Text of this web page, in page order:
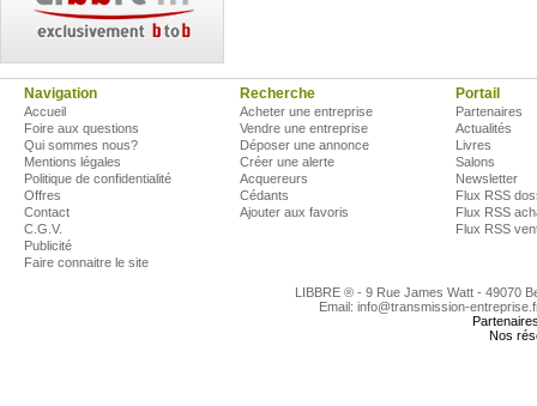
Navigation
Accueil
Foire aux questions
Qui sommes nous?
Mentions légales
Politique de confidentialité
Offres
Contact
C.G.V.
Publicité
Faire connaitre le site
Recherche
Acheter une entreprise
Vendre une entreprise
Déposer une annonce
Créer une alerte
Acquereurs
Cédants
Ajouter aux favoris
Portail
Partenaires
Actualités
Livres
Salons
Newsletter
Flux RSS
Flux RSS
Flux RSS
LIBBRE ® - 9 Rue James Watt - 49070
Email: info@transmission-
Nos